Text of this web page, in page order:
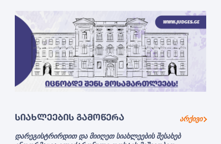
ᲡᲘᲐᲮᲚᲔᲔᲑᲘᲡ ᲒᲐᲛᲝᲬᲔᲠᲐ არქივი
დარეგისტრირდით და მიიღეთ სიახლეების შესახებ